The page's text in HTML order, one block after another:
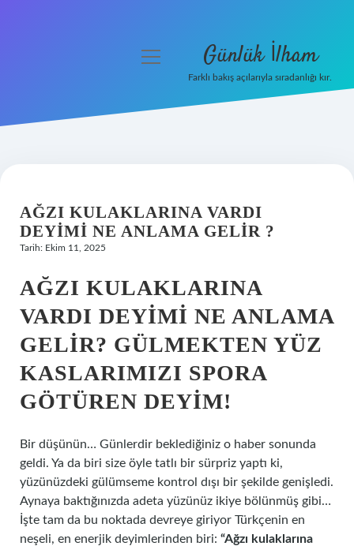
Hakkımızda
menüyü
Günlük İlham
Farklı bakış açılarıyla sıradanlığı kır.
AĞZI KULAKLARINA VARDI
DEYIMI NE ANLAMA GELIR ?
Tarih: Ekim 11, 2025
AĞZI KULAKLARINA
VARDI DEYIMI NE ANLAMA
GELIR? GÜLMEKTEN YÜZ
KASLARIMIZI SPORA
GÖTÜREN DEYIM!
Bir düşünün… Günlerdir beklediğiniz o haber sonunda
geldi. Ya da biri size öyle tatlı bir sürpriz yaptı ki,
yüzünüzdeki gülümseme kontrol dışı bir şekilde genişledi.
Aynaya baktığınızda adeta yüzünüz ikiye bölünmüş gibi…
İşte tam da bu noktada devreye giriyor Türkçenin en
neşeli, en enerjik deyimlerinden biri: “Ağzı kulaklarına